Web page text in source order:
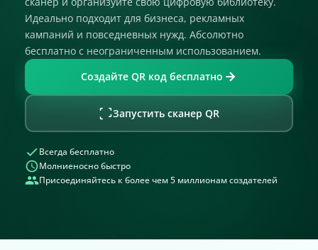
Идеально подходит для бизнеса, рекламных
кампаний и повседневных нужд. Абсолютно
бесплатно с неограниченным использованием.
Создайте QR код бесплатно
Запустить сканер QR
Всегда бесплатно
Молниеносно быстро
Присоединяйтесь к более чем 5 миллионам создателей